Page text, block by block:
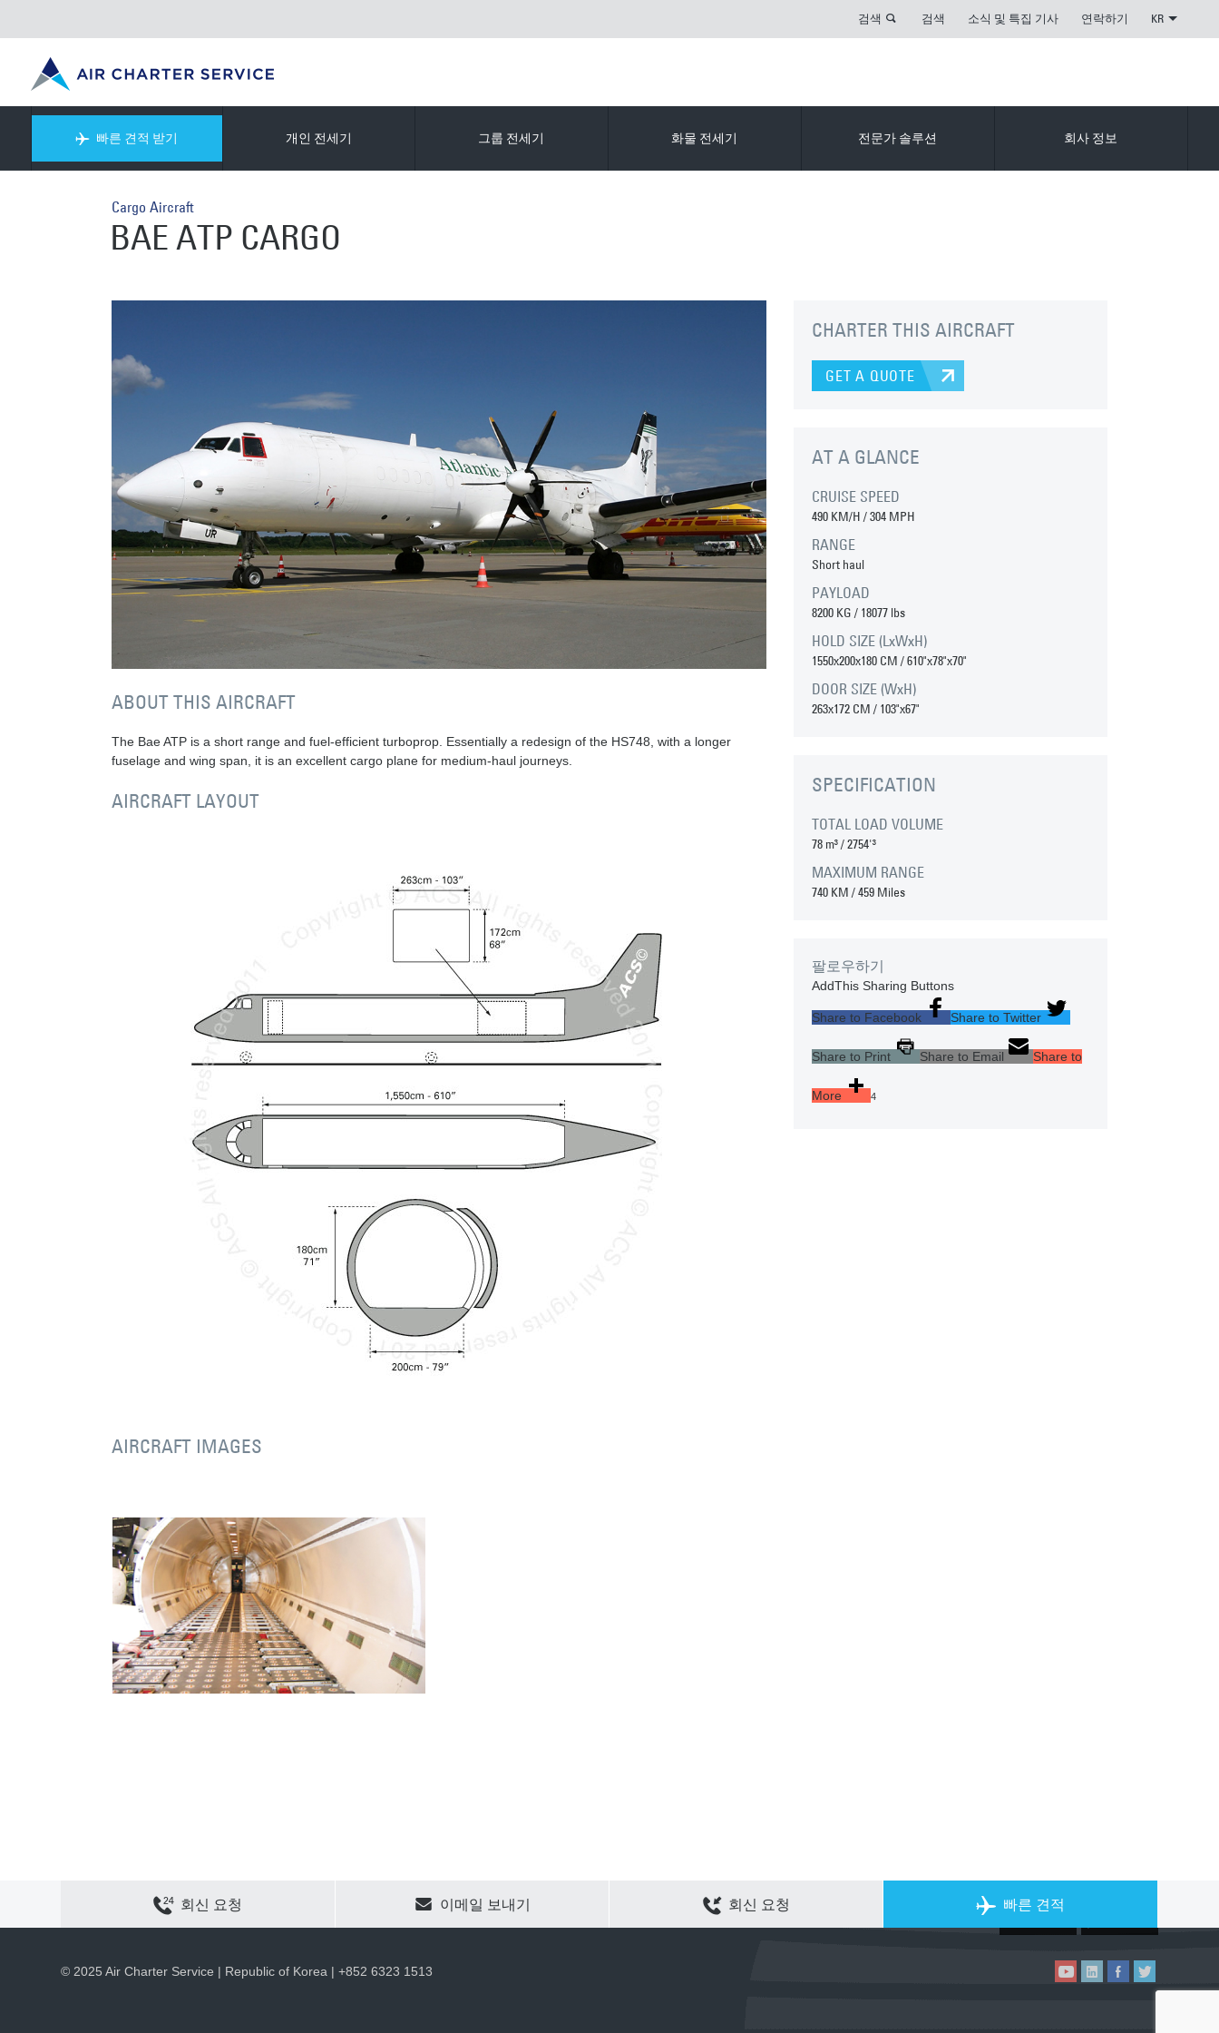
검색 검색 소식 및 특집 기사 연락하기 KR
빠른 견적 받기 개인 전세기 그룹 전세기 화물 전세기 전문가 솔루션 회사 정보
Cargo Aircraft
BAE ATP CARGO
ABOUT THIS AIRCRAFT
The Bae ATP is a short range and fuel-efficient turboprop. Essentially a redesign of the HS748, with a longer
fuselage and wing span, it is an excellent cargo plane for medium-haul journeys.
AIRCRAFT LAYOUT
AIRCRAFT IMAGES
CHARTER THIS AIRCRAFT
GET A QUOTE
AT A GLANCE
CRUISE SPEED
490 KM/H / 304 MPH
RANGE
Short haul
PAYLOAD
8200 KG / 18077 lbs
HOLD SIZE (LxWxH)
1550x200x180 CM / 610"x78"x70"
DOOR SIZE (WxH)
263x172 CM / 103"x67"
SPECIFICATION
TOTAL LOAD VOLUME
78 m³/2754'³
MAXIMUM RANGE
740 KM /459 Miles
팔로우하기
AddThis Sharing Buttons
Share to Facebook Share to Twitter
Share to Print Share to Email Share to
More 4
CLEAR SELECTION
회신 요청 이메일 보내기 회신 요청 빠른 견적
사이트 맵
ACS 웹 사이트
ACS on LinkedIn
ACS on Facebook
ACS on Twitter
© 2025 Air Charter Service | Republic of Korea | +852 6323 1513